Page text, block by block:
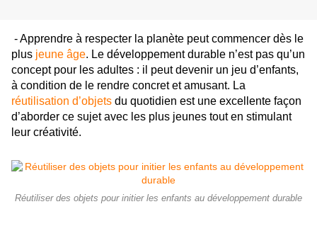
- Apprendre à respecter la planète peut commencer dès le
plus jeune âge. Le développement durable n’est pas qu’un
concept pour les adultes : il peut devenir un jeu d’enfants,
à condition de le rendre concret et amusant. La
réutilisation d’objets du quotidien est une excellente façon
d’aborder ce sujet avec les plus jeunes tout en stimulant
leur créativité.
Réutiliser des objets pour initier les enfants au développement durable